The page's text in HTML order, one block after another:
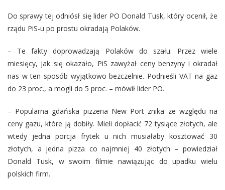
Do sprawy tej odniósł się lider PO Donald Tusk, który ocenił, że
rządu PiS-u po prostu okradają Polaków.
– Te fakty doprowadzają Polaków do szału. Przez wiele
miesięcy, jak się okazało, PiS zawyżał ceny benzyny i okradał
nas w ten sposób wyjątkowo bezczelnie. Podnieśli VAT na gaz
do 23 proc., a mogli do 5 proc. – mówił lider PO.
– Popularna gdańska pizzeria New Port znika ze względu na
ceny gazu, które ją dobiły. Mieli dopłacić 72 tysiące złotych, ale
wtedy jedna porcja frytek u nich musiałaby kosztować 30
złotych, a jedna pizza co najmniej 40 złotych – powiedział
Donald Tusk, w swoim filmie nawiązując do upadku wielu
polskich firm.